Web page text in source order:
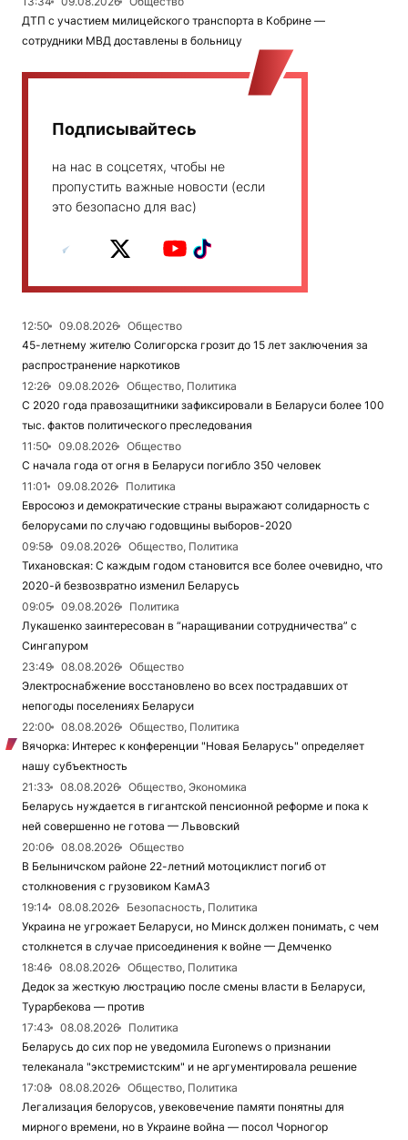
ДТП с участием милицейского транспорта в Кобрине —
сотрудники МВД доставлены в больницу
Подписывайтесь
на нас в соцсетях, чтобы не
пропустить важные новости (если
это безопасно для вас)
12:50 09.08.2026
Общество
45-летнему жителю Солигорска грозит до 15 лет заключения за
распространение наркотиков
12:26
09.08.2026
Общество, Политика
С 2020 года правозащитники зафиксировали в Беларуси более 100
тыс. фактов политического преследования
11:50
09.08.2026
Общество
С начала года от огня в Беларуси погибло 350 человек
11:01
09.08.2026
Политика
Евросоюз и демократические страны выражают солидарность с
белорусами по случаю годовщины выборов-2020
09:58
09.08.2026
Общество, Политика
Тихановская: С каждым годом становится все более очевидно, что
2020-й безвозвратно изменил Беларусь
09:05
09.08.2026
Политика
Лукашенко заинтересован в “наращивании сотрудничества” с
Сингапуром
23:49
08.08.2026
Общество
Электроснабжение восстановлено во всех пострадавших от
непогоды поселениях Беларуси
22:00
08.08.2026
Общество, Политика
Вячорка: Интерес к конференции "Новая Беларусь" определяет
нашу субъектность
21:33
08.08.2026
Общество, Экономика
Беларусь нуждается в гигантской пенсионной реформе и пока к
ней совершенно не готова — Львовский
20:06
08.08.2026
Общество
В Белыничском районе 22-летний мотоциклист погиб от
столкновения с грузовиком КамАЗ
19:14
08.08.2026
Безопасность, Политика
Украина не угрожает Беларуси, но Минск должен понимать, с чем
столкнется в случае присоединения к войне — Демченко
18:46
08.08.2026
Общество, Политика
Дедок за жесткую люстрацию после смены власти в Беларуси,
Турарбекова — против
17:43
08.08.2026
Политика
Беларусь до сих пор не уведомила Euronews о признании
телеканала "экстремистским" и не аргументировала решение
17:08
08.08.2026
Общество, Политика
Легализация белорусов, увековечение памяти понятны для
мирного времени, но в Украине война — посол Чорногор